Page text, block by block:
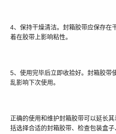
4、保持干燥清洁。封箱胶带应保存在
着在胶带上影响粘性。
5、使用完毕后立即收拾好。封箱胶带
乱影响下次使用。
正确的使用和维护封箱胶带可以延长
括选择合适的封箱胶带、检查包装盒